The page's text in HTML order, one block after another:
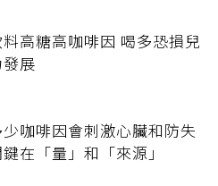
高糖高咖啡因 喝多恐損兒
展
咖啡因會刺激心臟和防失
在「量」和「來源」